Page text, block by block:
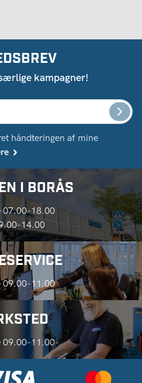
kampagner!
håndteringen af ​​mine
I BORÅS
07.00-18.00
14.00
09.00-11.00
09.00-11.00